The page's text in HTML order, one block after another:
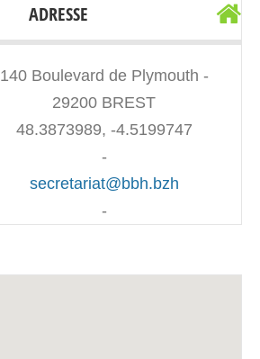
ADRESSE
140 Boulevard de Plymouth -
29200 BREST
48.3873989, -4.5199747
-
secretariat@bbh.bzh
-